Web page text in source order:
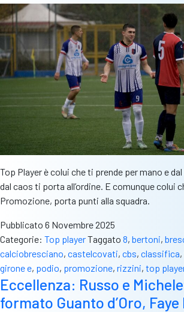
Top Player è colui che ti prende per mano e
dal caos ti porta all’ordine. E comunque colui
Promozione, porta punti alla squadra.
Pubblicato 6 Novembre 2025
Categorie: Top playerTaggato 8, bertoni,
calciobresciano, castelcovati, cbs, classifica,
girone e, podio, promozione, rizzini, top
Eccellenza: Russo e
formato Guanto d’Oro,